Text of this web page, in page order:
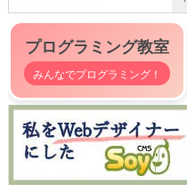
プログラミング教室
みんなでプログラミング！